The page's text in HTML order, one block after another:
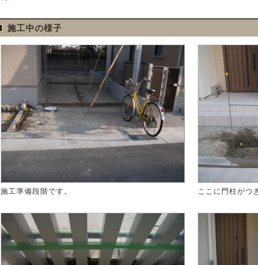
施工中の様子
施工準備段階です。 ここに門柱がつ